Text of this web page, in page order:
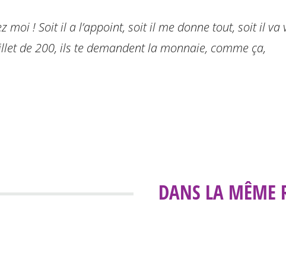
moi ! Soit il a l’appoint, soit il me donne tout, soit il
de 200, ils te demandent la monnaie, comme ça,
DANS LA MÊME